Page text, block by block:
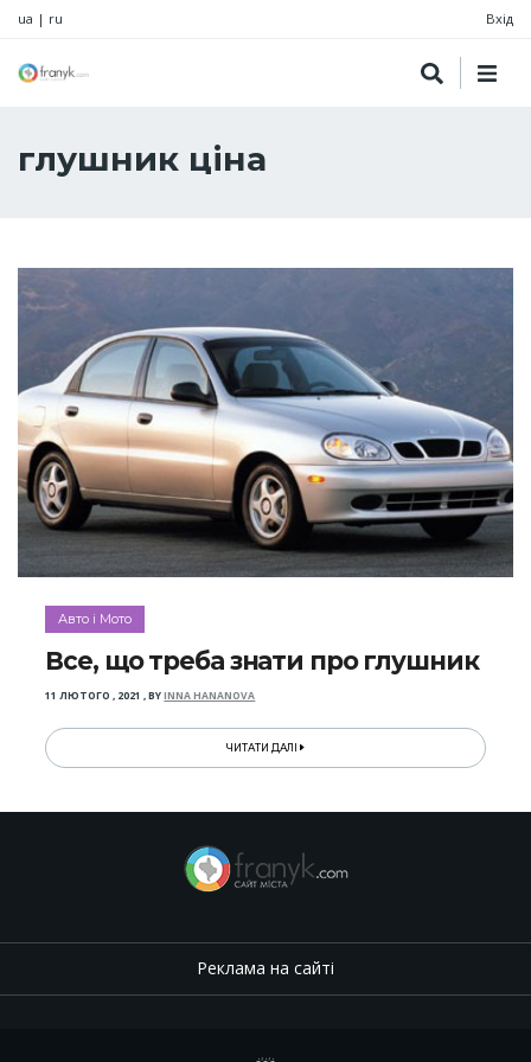
ua | ru Вхід
глушник ціна
Авто і Мото
Все, що треба знати про глушник
11 ЛЮТОГО , 2021 ,BYINNA HANANOVA
ЧИТАТИ ДАЛІ
Реклама на сайті
.,.,.